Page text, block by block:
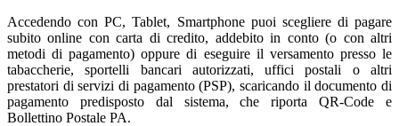
Accedendo con PC, Tablet, Smartphone puoi scegliere di pagare
subito online con carta di credito, addebito in conto (o con altri
metodi di pagamento) oppure di eseguire il versamento presso le
tabaccherie, sportelli bancari autorizzati, uffici postali o altri
prestatori di servizi di pagamento (PSP), scaricando il documento di
pagamento predisposto dal sistema, che riporta QR-Code e
Bollettino Postale PA.